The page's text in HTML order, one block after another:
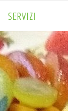
SERVIZI